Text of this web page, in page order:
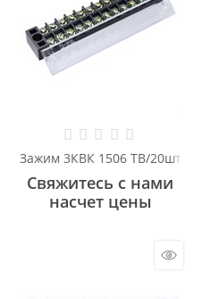
Зажим 3КВК 1506 ТВ/20шт
Свяжитесь с нами
насчет цены